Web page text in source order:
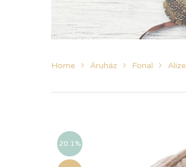
Home Áruház Fonal Alize
20.1%